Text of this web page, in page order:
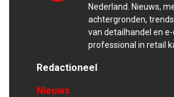
Nederland. Nieuws,
achtergronden,
van detailhandel en
professional in retail
Redactioneel
Nieuws